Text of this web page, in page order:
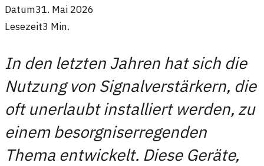
Datum31. Mai 2026
Lesezeit3 Min.
In den letzten Jahren hat sich die
Nutzung von Signalverstärkern, die
oft unerlaubt installiert werden, zu
einem besorgniserregenden
Thema entwickelt. Diese Geräte,